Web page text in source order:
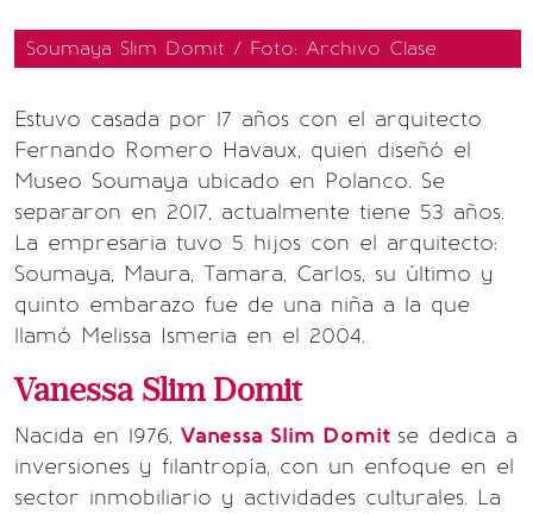
Soumaya Slim Domit / Foto: Archivo Clase
Estuvo casada por 17 años con el arquitecto
Fernando Romero Havaux, quien diseñó el
Museo Soumaya ubicado en Polanco. Se
separaron en 2017, actualmente tiene 53 años.
La empresaria tuvo 5 hijos con el arquitecto:
Soumaya, Maura, Tamara, Carlos, su último y
quinto embarazo fue de una niña a la que
llamó Melissa Ismeria en el 2004.
Vanessa Slim Domit
Nacida en 1976, Vanessa Slim Domit se dedica a
inversiones y filantropía, con un enfoque en el
sector inmobiliario y actividades culturales. La